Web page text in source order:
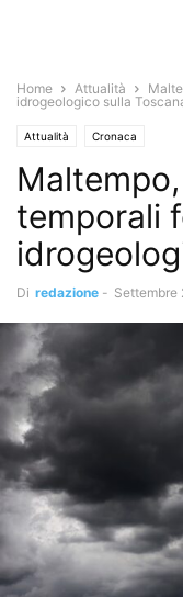
Home Attualità
idrogeologico sulla
Attualità Cronaca
temporali
Di redazione - Settembre